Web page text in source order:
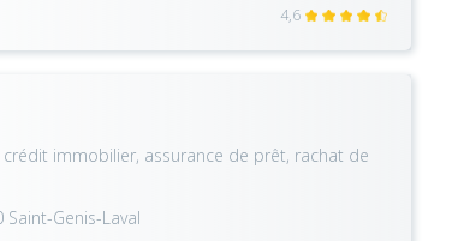
4,6
crédit immobilier, assurance de prêt, rachat de
Genis-Laval